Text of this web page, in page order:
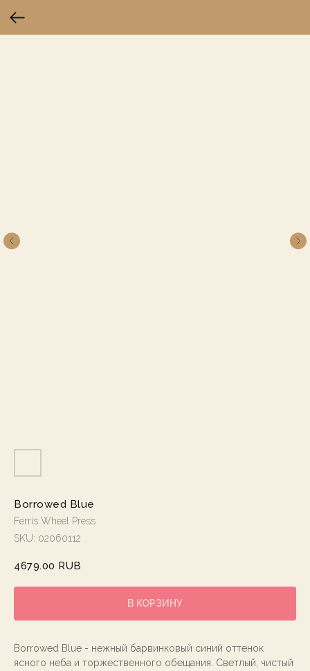
Borrowed Blue
Ferris Wheel Press
SKU: 02060112
4679.00 RUB
В КОРЗИНУ
Borrowed Blue - нежный барвинковый синий оттенок
ясного неба и торжественного обещания. Светлый, чистый